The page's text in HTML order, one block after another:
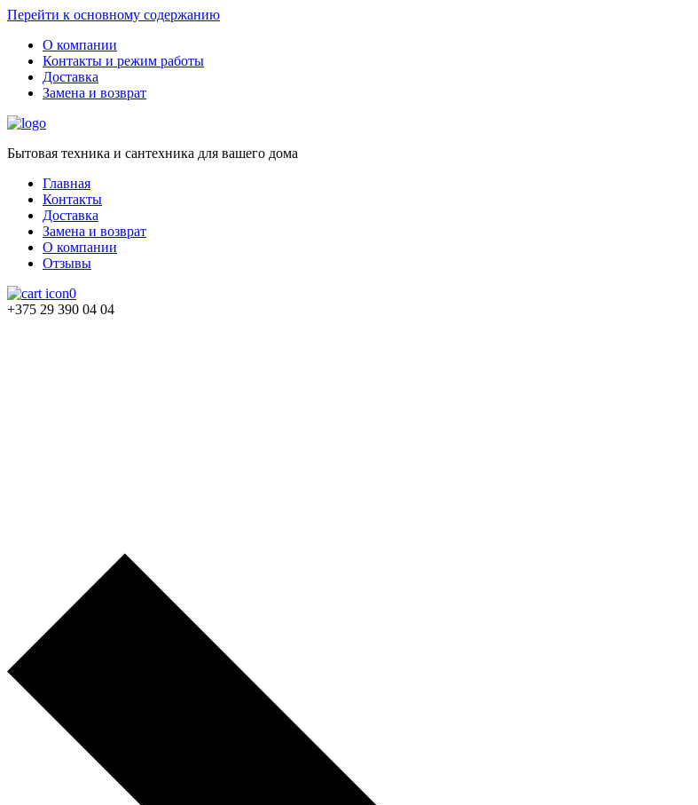
Перейти к основному содержанию
О компании
Контакты и режим работы
Доставка
Замена и возврат
Бытовая техника и сантехника для вашего дома
Главная
Контакты
Доставка
Замена и возврат
О компании
Отзывы
0
+375 29 390 04 04